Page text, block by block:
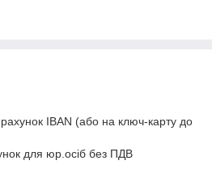
IBAN (або на ключ-карту до
для юр.осіб без ПДВ